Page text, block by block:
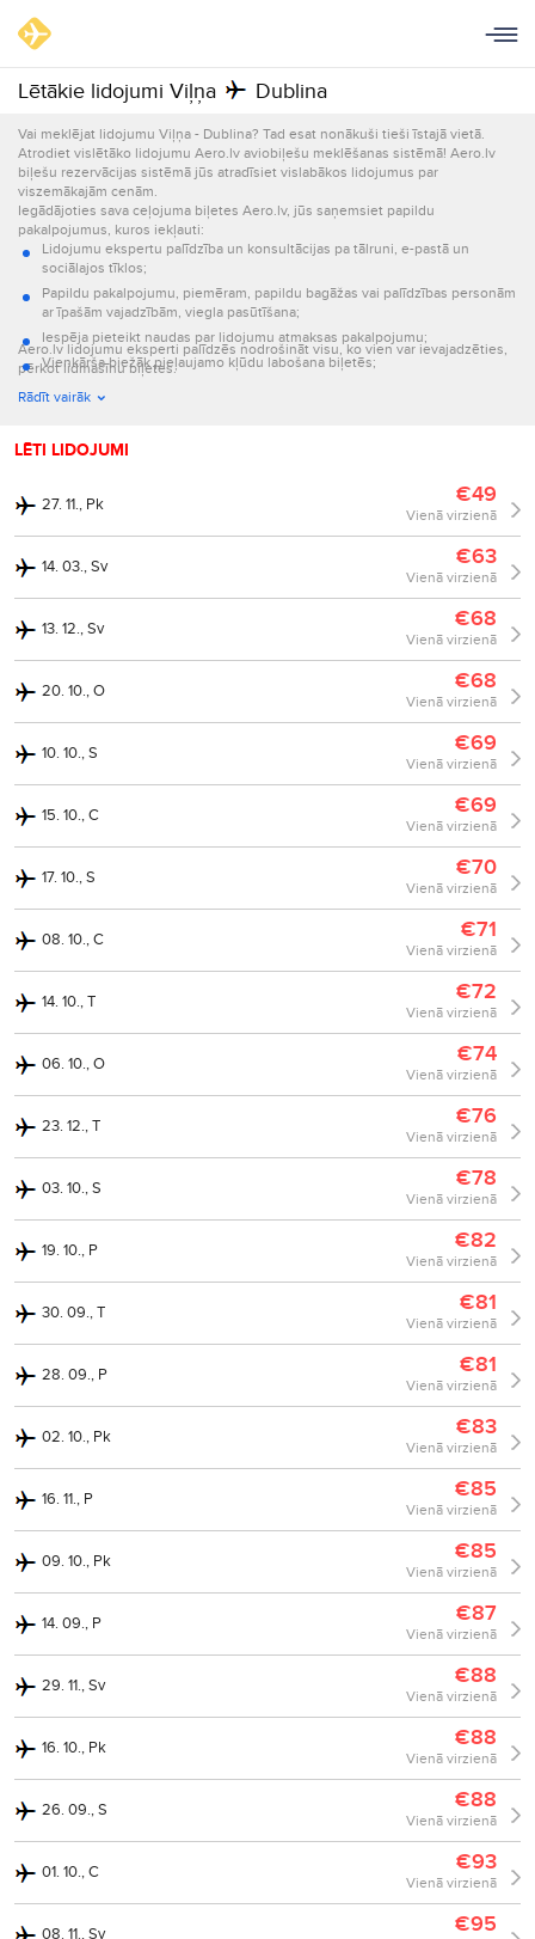
Lētākie lidojumi Viļņa Dublina
Vai meklējat lidojumu Viļņa - Dublina? Tad esat nonākuši tieši īstajā vietā.
Atrodiet vislētāko lidojumu Aero.lv aviobiļešu meklēšanas sistēmā! Aero.lv
biļešu rezervācijas sistēmā jūs atradīsiet vislabākos lidojumus par
viszemākajām cenām.
Iegādājoties sava ceļojuma biļetes Aero.lv, jūs saņemsiet papildu
pakalpojumus, kuros iekļauti:
Lidojumu ekspertu palīdzība un konsultācijas pa tālruni, e-pastā un
sociālajos tīklos;
Papildu pakalpojumu, piemēram, papildu bagāžas vai palīdzības personām
ar īpašām vajadzībām, viegla pasūtīšana;
Iespēja pieteikt naudas par lidojumu atmaksas pakalpojumu;
Vienkārša biežāk pieļaujamo kļūdu labošana biļetēs;
Informācijas par lidojumu nosūtīšana e-pastā un ar īsziņām.
Aero.lv lidojumu eksperti palīdzēs nodrošināt visu, ko vien var ievajadzēties,
pērkot lidmašīnu biļetes.
Rādīt vairāk
LĒTI LIDOJUMI
27. 11., Pk €49
Vienā virzienā
14. 03., Sv €63
Vienā virzienā
13. 12., Sv €68
Vienā virzienā
20. 10., O €68
Vienā virzienā
10. 10., S €69
Vienā virzienā
15. 10., C €69
Vienā virzienā
17. 10., S €70
Vienā virzienā
08. 10., C €71
Vienā virzienā
14. 10., T €72
Vienā virzienā
06. 10., O €74
Vienā virzienā
23. 12., T €76
Vienā virzienā
03. 10., S €78
Vienā virzienā
19. 10., P €82
Vienā virzienā
30. 09., T €81
Vienā virzienā
28. 09., P €81
Vienā virzienā
02. 10., Pk €83
Vienā virzienā
16. 11., P €85
Vienā virzienā
09. 10., Pk €85
Vienā virzienā
14. 09., P €87
Vienā virzienā
29. 11., Sv €88
Vienā virzienā
16. 10., Pk €88
Vienā virzienā
26. 09., S €88
Vienā virzienā
01. 10., C €93
Vienā virzienā
08. 11., Sv €95